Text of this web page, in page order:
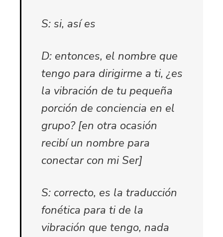
S: si, así es
D: entonces, el nombre que
tengo para dirigirme a ti, ¿es
la vibración de tu pequeña
porción de conciencia en el
grupo? [en otra ocasión
recibí un nombre para
conectar con mi Ser]
S: correcto, es la traducción
fonética para ti de la
vibración que tengo, nada